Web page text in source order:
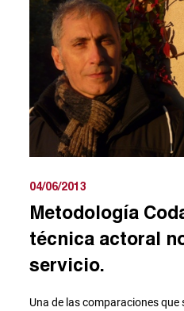
04/06/2013
Metodología
técnica actoral
servicio.
Una de las comparaciones que